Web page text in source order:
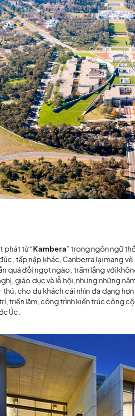
” xuất phát từ “ Kambera” trong
đúc, tấp nập khác, Canberra
vẫn quá đỗi ngọt ngào, trầm
hội nghị, giáo dục và lễ hội,